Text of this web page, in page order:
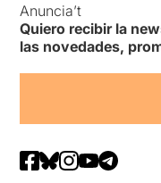
Anuncia’t
Quiero recibir la
las novedades,